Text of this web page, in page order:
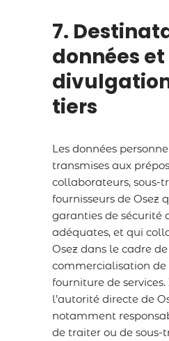
7.
données et
tiers
Les données
transmises aux
collaborateurs, sous-
fournisseurs de Osez
garanties de sécurité
adéquates, et qui
Osez dans le cadre
commercialisation de
fourniture de
l’autorité directe de
notamment
de traiter ou de sous-